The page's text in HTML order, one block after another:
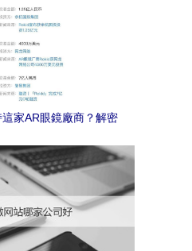
家AR眼鏡廠商？解密